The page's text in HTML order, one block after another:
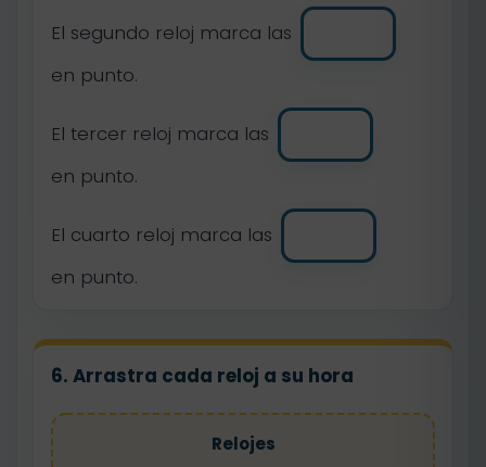
El segundo reloj marca las
en punto.
El tercer reloj marca las
en punto.
El cuarto reloj marca las
en punto.
6. Arrastra cada reloj a su hora
Relojes